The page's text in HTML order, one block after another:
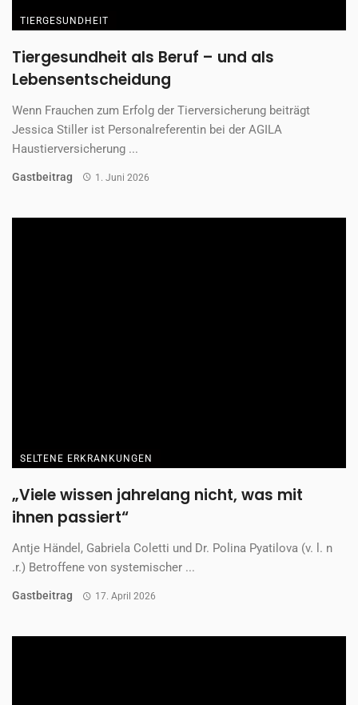
TIERGESUNDHEIT
Tiergesundheit als Beruf – und als
Lebensentscheidung
Wenn Frauchen zum Erfolg der Tierversicherung beiträgt
Jessica Stiller ist Personalreferentin bei der AGILA
Haustierversicherung ...
Gastbeitrag 1. Juni 2026
SELTENE ERKRANKUNGEN
„Viele wissen jahrelang nicht, was mit
ihnen passiert“
Antje Händel, Gabriela Coletti und Dr. Polina Pyatilova (v. l. n
.r.) Betroffene von systemischer ...
Gastbeitrag 17. April 2026